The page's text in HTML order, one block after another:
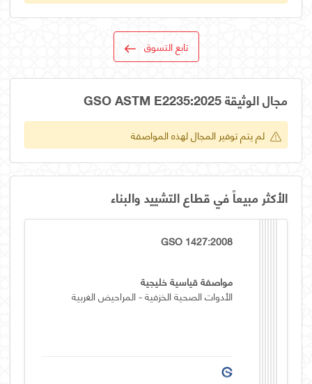
تابع التسوق
مجال الوثيقة GSO ASTM E2235:2025
لم يتم توفير المجال لهذه المواصفة
الأكثر مبيعاً في قطاع التشييد والبناء
GSO 1427:2008
مواصفة قياسية خليجية
الأدوات الصحية الخزفية - المراحيض الغربية